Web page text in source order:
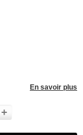
En savoir plus
+